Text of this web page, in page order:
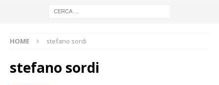
HOME stefano sordi
stefano sordi